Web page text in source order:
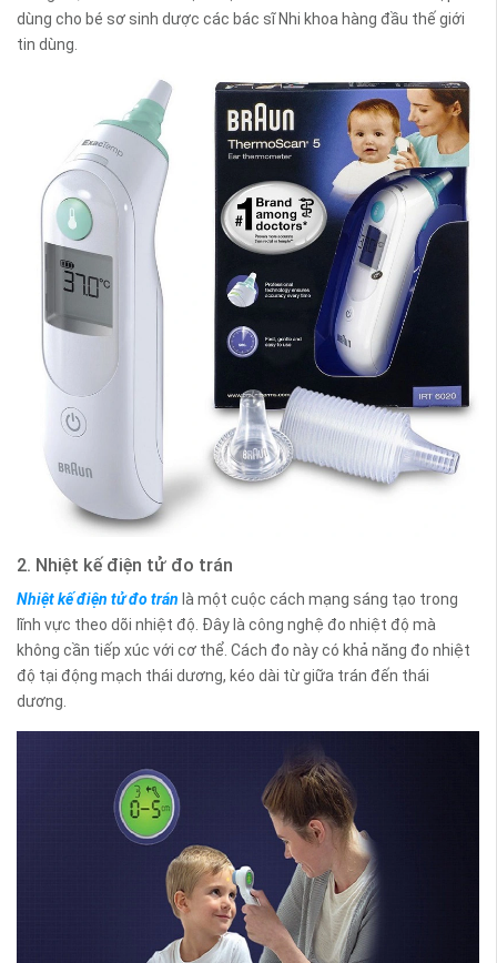
dùng cho bé sơ sinh dược các bác sĩ Nhi khoa hàng đầu thế giới
tin dùng.
2. Nhiệt kế điện tử đo trán
Nhiệt kế điện tử đo trán là một cuộc cách mạng sáng tạo trong
lĩnh vực theo dõi nhiệt độ. Đây là công nghệ đo nhiệt độ mà
không cần tiếp xúc với cơ thể. Cách đo này có khả năng đo nhiệt
độ tại động mạch thái dương, kéo dài từ giữa trán đến thái
dương.